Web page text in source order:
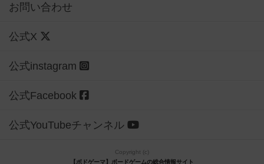
お問い合わせ
公式X
公式instagram
公式Facebook
公式YouTubeチャンネル
Copyright (c)
【ボドゲーマ】ボードゲームの総合情報サイト